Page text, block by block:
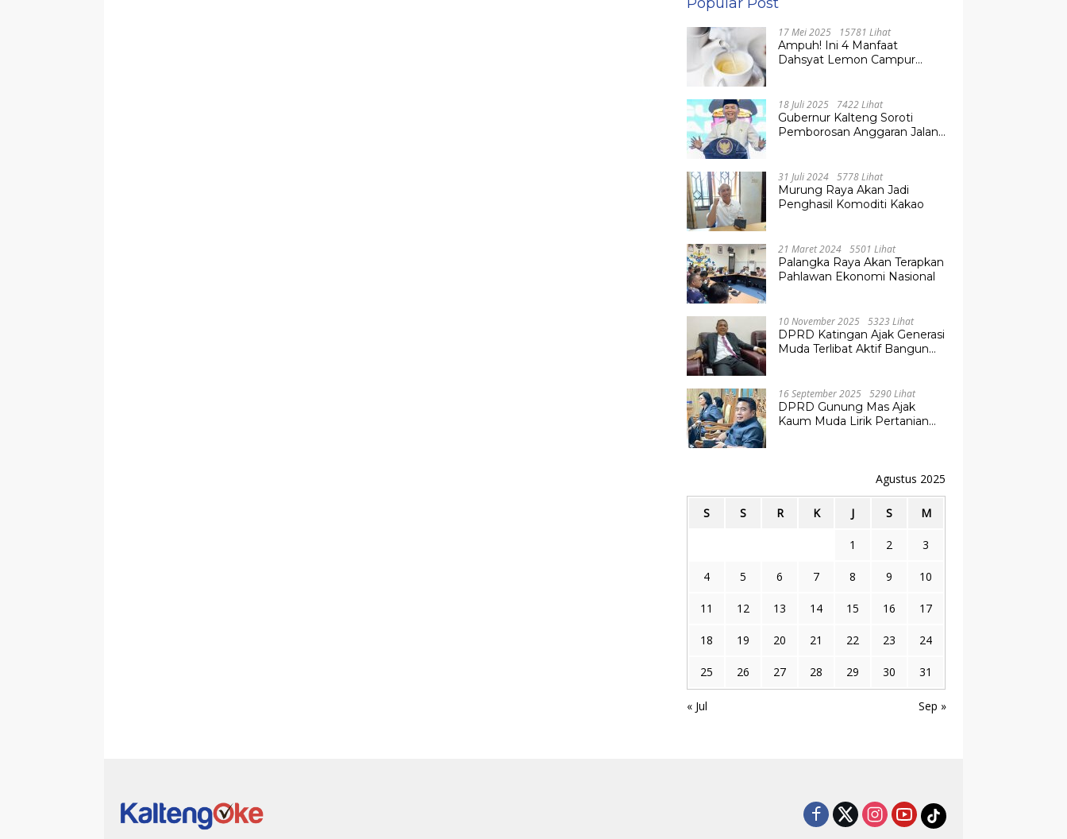
17 Mei 2025 15781 Lihat
Ampuh! Ini 4 Manfaat
Dahsyat Lemon Campur
18 Juli 2025 7422 Lihat
Gubernur Kalteng Soroti
Pemborosan Anggaran Jalan
31 Juli 2024 5778 Lihat
Murung Raya Akan Jadi
Penghasil Komoditi Kakao
21 Maret 2024 5501 Lihat
Palangka Raya Akan Terapkan
Pahlawan Ekonomi Nasional
10 November 2025 5323 Lihat
DPRD Katingan Ajak Generasi
Muda Terlibat Aktif Bangun
16 September 2025 5290 Lihat
DPRD Gunung Mas Ajak
Kaum Muda Lirik Pertanian
Agustus 2025
S S R K J S M
1 2 3
4 5 6 7 8 9 10
11 12 13 14 15 16 17
18 19 20 21 22 23 24
25 26 27 28 29 30 31
« Jul Sep »